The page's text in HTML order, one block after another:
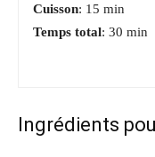
Cuisson: 15 min
Temps total: 30 min
Ingrédients